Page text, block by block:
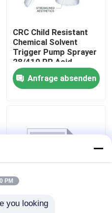
CRC Child Resistant
Chemical Solvent
Trigger Pump Sprayer
28/410 PP Acid
Resistant for
Industrial Cleaning
Anfrage absenden
Auslösersprüher
PM
you looking